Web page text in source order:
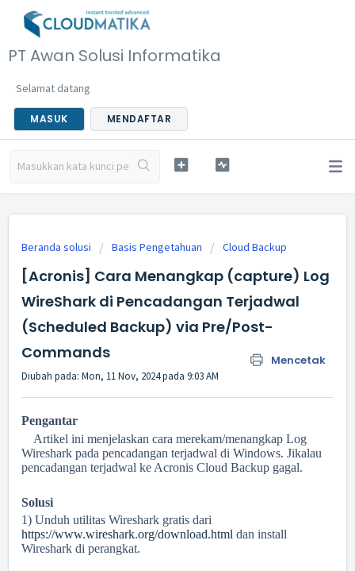
PT Awan Solusi Informatika
Selamat datang
MASUK MENDAFTAR
Beranda solusi Basis Pengetahuan Cloud Backup
[Acronis] Cara Menangkap (capture) Log
WireShark di Pencadangan Terjadwal
(Scheduled Backup) via Pre/Post-
Commands
Mencetak
Diubah pada: Mon, 11 Nov, 2024 pada 9:03 AM
Pengantar
Artikel ini menjelaskan cara merekam/menangkap Log
Wireshark pada pencadangan terjadwal di Windows. Jikalau
pencadangan terjadwal ke Acronis Cloud Backup gagal.
Solusi
1) Unduh utilitas Wireshark gratis dari
https://www.wireshark.org/download.html dan install
Wireshark di perangkat.